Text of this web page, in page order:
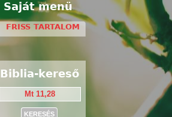
Saját menü
FRISS TARTALOM
Biblia-kereső